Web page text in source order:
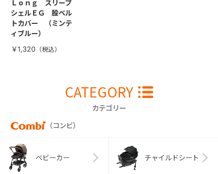
Ｌｏｎｇ スリープ
シェルＥＧ 股ベル
トカバー （ミンテ
ィブルー）
￥1,320
CATEGORY
カテゴリー
（コンビ）
ベビーカー チャイルドシート